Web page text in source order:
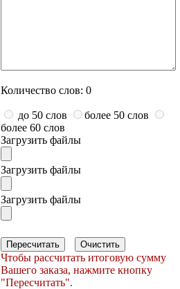
Количество слов:0
до 50 слов
более 50 слов
более 60 слов
Загрузить файлы
Загрузить файлы
Загрузить файлы
Пересчитать Очистить
Чтобы рассчитать итоговую сумму
Вашего заказа, нажмите кнопку
"Пересчитать".